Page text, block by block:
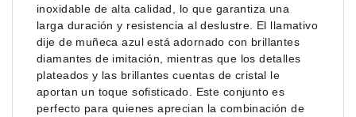
inoxidable de alta calidad, lo que garantiza una
larga duración y resistencia al deslustre. El llamativo
dije de muñeca azul está adornado con brillantes
diamantes de imitación, mientras que los detalles
plateados y las brillantes cuentas de cristal le
aportan un toque sofisticado. Este conjunto es
perfecto para quienes aprecian la combinación de